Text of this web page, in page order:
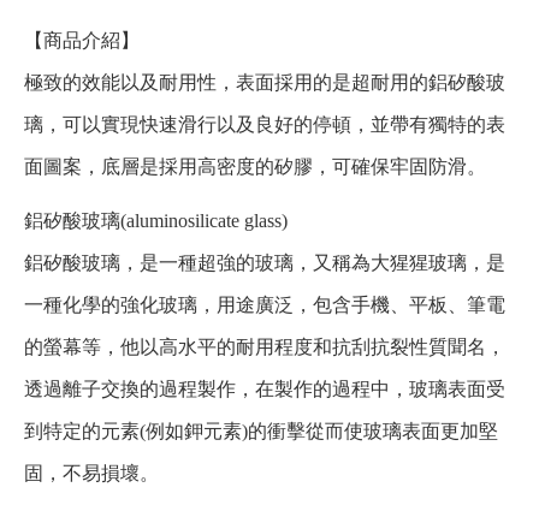
【商品介紹】
極致的效能以及耐用性，表面採用的是超耐用的鋁矽酸玻
璃，可以實現快速滑行以及良好的停頓，並帶有獨特的表
面圖案，底層是採用高密度的矽膠，可確保牢固防滑。
鋁矽酸玻璃(aluminosilicate glass)
鋁矽酸玻璃，是一種超強的玻璃，又稱為大猩猩玻璃，是
一種化學的強化玻璃，用途廣泛，包含手機、平板、筆電
的螢幕等，他以高水平的耐用程度和抗刮抗裂性質聞名，
透過離子交換的過程製作，在製作的過程中，玻璃表面受
到特定的元素(例如鉀元素)的衝擊從而使玻璃表面更加堅
固，不易損壞。